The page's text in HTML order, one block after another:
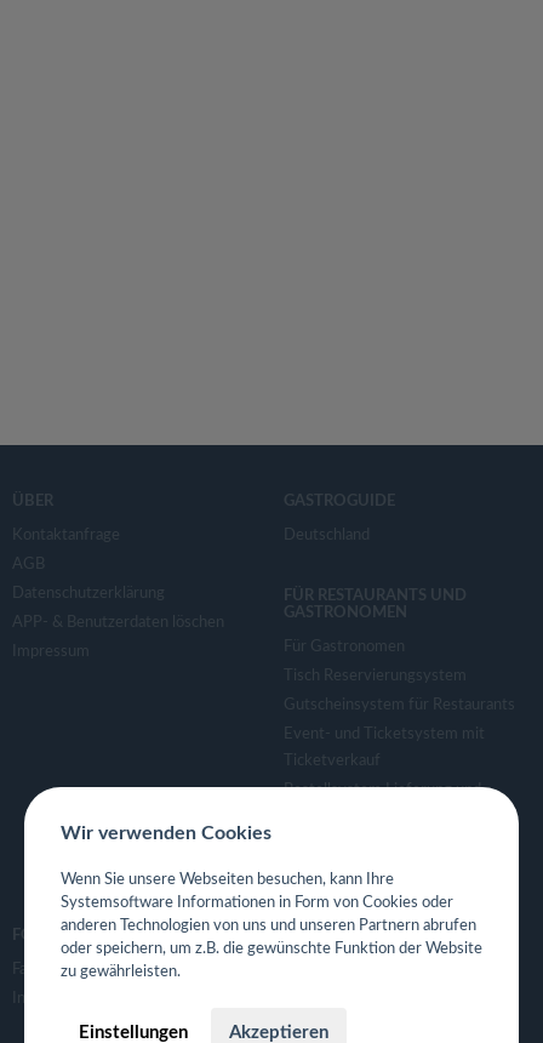
ÜBER
Kontaktanfrage
AGB
Datenschutzerklärung
APP- & Benutzerdaten löschen
Impressum
GASTROGUIDE
Deutschland
FÜR RESTAURANTS UND
GASTRONOMEN
Für Gastronomen
Tisch Reservierungsystem
Gutscheinsystem für Restaurants
Event- und Ticketsystem mit
Ticketverkauf
Bestellsystem Lieferung und
Eigene App für Restaurant
FOLGE UNS
Facebook
Instagram
Wir verwenden Cookies
Wenn Sie unsere Webseiten besuchen, kann Ihre
Systemsoftware Informationen in Form von Cookies oder
anderen Technologien von uns und unseren Partnern abrufen
oder speichern, um z.B. die gewünschte Funktion der Website
zu gewährleisten.
Einstellungen Akzeptieren